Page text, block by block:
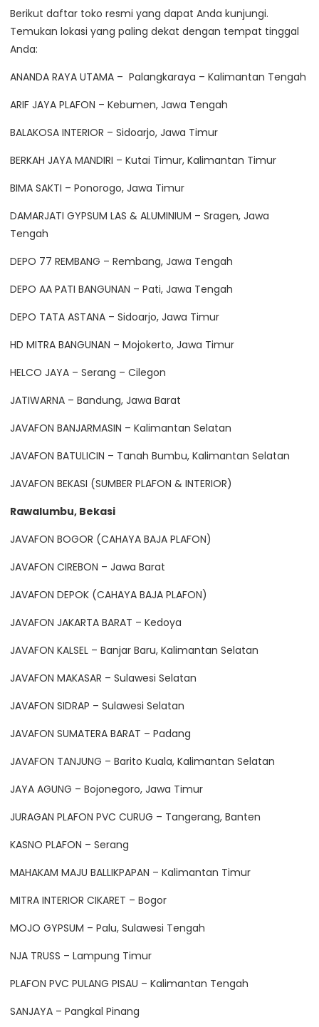
Berikut daftar toko resmi yang dapat Anda kunjungi.
Temukan lokasi yang paling dekat dengan tempat tinggal
Anda:
ANANDA RAYA UTAMA – Palangkaraya – Kalimantan Tengah
ARIF JAYA PLAFON – Kebumen, Jawa Tengah
BALAKOSA INTERIOR – Sidoarjo, Jawa Timur
BERKAH JAYA MANDIRI – Kutai Timur, Kalimantan Timur
BIMA SAKTI – Ponorogo, Jawa Timur
DAMARJATI GYPSUM LAS & ALUMINIUM – Sragen, Jawa
Tengah
DEPO 77 REMBANG – Rembang, Jawa Tengah
DEPO AA PATI BANGUNAN – Pati, Jawa Tengah
DEPO TATA ASTANA – Sidoarjo, Jawa Timur
HD MITRA BANGUNAN – Mojokerto, Jawa Timur
HELCO JAYA – Serang – Cilegon
JATIWARNA – Bandung, Jawa Barat
JAVAFON BANJARMASIN – Kalimantan Selatan
JAVAFON BATULICIN – Tanah Bumbu, Kalimantan Selatan
JAVAFON BEKASI (SUMBER PLAFON & INTERIOR)
Rawalumbu, Bekasi
JAVAFON BOGOR (CAHAYA BAJA PLAFON)
JAVAFON CIREBON – Jawa Barat
JAVAFON DEPOK (CAHAYA BAJA PLAFON)
JAVAFON JAKARTA BARAT – Kedoya
JAVAFON KALSEL – Banjar Baru, Kalimantan Selatan
JAVAFON MAKASAR – Sulawesi Selatan
JAVAFON SIDRAP – Sulawesi Selatan
JAVAFON SUMATERA BARAT – Padang
JAVAFON TANJUNG – Barito Kuala, Kalimantan Selatan
JAYA AGUNG – Bojonegoro, Jawa Timur
JURAGAN PLAFON PVC CURUG – Tangerang, Banten
KASNO PLAFON – Serang
MAHAKAM MAJU BALLIKPAPAN – Kalimantan Timur
MITRA INTERIOR CIKARET – Bogor
MOJO GYPSUM – Palu, Sulawesi Tengah
NJA TRUSS – Lampung Timur
PLAFON PVC PULANG PISAU – Kalimantan Tengah
SANJAYA – Pangkal Pinang